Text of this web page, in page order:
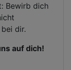
Bewirb dich
dir.
auf dich!